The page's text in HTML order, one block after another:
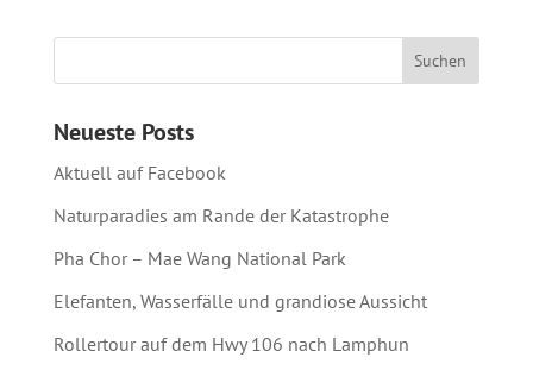
Neueste Posts
Aktuell auf Facebook
Naturparadies am Rande der Katastrophe
Pha Chor – Mae Wang National Park
Elefanten, Wasserfälle und grandiose Aussicht
Rollertour auf dem Hwy 106 nach Lamphun